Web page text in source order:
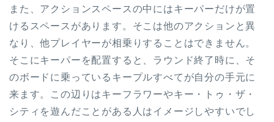
また、アクションスペースの中にはキーパーだけが置
けるスペースがあります。そこは他のアクションと異
なり、他プレイヤーが相乗りすることはできません。
そこにキーパーを配置すると、ラウンド終了時に、そ
のボードに乗っているキープルすべてが自分の手元に
来ます。この辺りはキーフラワーやキー・トゥ・ザ・
シティを遊んだことがある人はイメージしやすいでし